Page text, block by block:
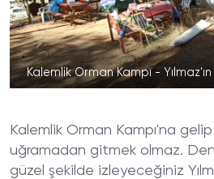
Kalemlik Orman Kampı -
Kalemlik Orman Kampı'na
uğramadan gitmek olmaz.
güzel şekilde izleyeceğiniz